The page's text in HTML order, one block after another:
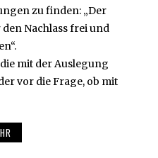
zu finden: „Der
Nachlass frei und
mit der Auslegung
vor die Frage, ob mit